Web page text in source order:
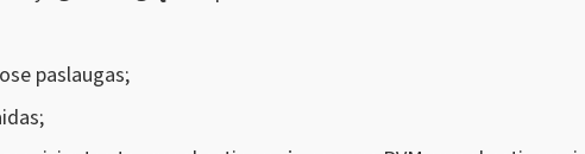
paslaugas;